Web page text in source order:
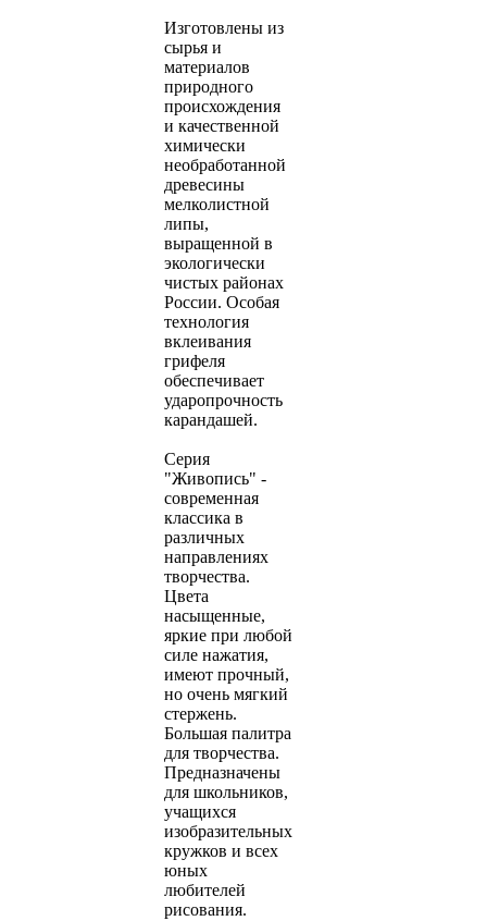
Изготовлены из
сырья и
материалов
природного
происхождения
и качественной
химически
необработанной
древесины
мелколистной
липы,
выращенной в
экологически
чистых районах
России. Особая
технология
вклеивания
грифеля
обеспечивает
ударопрочность
карандашей.
Серия
"Живопись" -
современная
классика в
различных
направлениях
творчества.
Цвета
насыщенные,
яркие при любой
силе нажатия,
имеют прочный,
но очень мягкий
стержень.
Большая палитра
для творчества.
Предназначены
для школьников,
учащихся
изобразительных
кружков и всех
юных
любителей
рисования.